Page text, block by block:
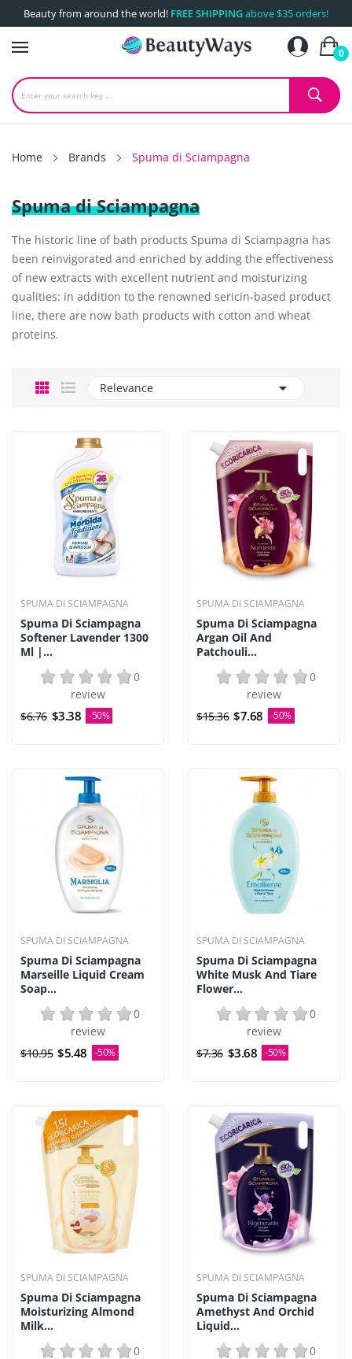
Beauty from around the world! FREE SHIPPINGabove $35 orders!
0
Home Brands Spuma di Sciampagna
Spuma di Sciampagna
The historic line of bath products Spuma di Sciampagna has
been reinvigorated and enriched by adding the effectiveness
of new extracts with excellent nutrient and moisturizing
qualities: in addition to the renowned sericin-based product
line, there are now bath products with cotton and wheat
proteins.
Relevance 
SPUMA DI SCIAMPAGNA
Spuma Di Sciampagna
Softener Lavender 1300
Ml |...
0
review
$6.76 $3.38 -50%
SPUMA DI SCIAMPAGNA
Spuma Di Sciampagna
Argan Oil And
Patchouli...
0
review
$15.36 $7.68 -50%
SPUMA DI SCIAMPAGNA
Spuma Di Sciampagna
Marseille Liquid Cream
Soap...
0
review
$10.95 $5.48 -50%
SPUMA DI SCIAMPAGNA
Spuma Di Sciampagna
White Musk And Tiare
Flower...
0
review
$7.36 $3.68 -50%
SPUMA DI SCIAMPAGNA
Spuma Di Sciampagna
Moisturizing Almond
Milk...
0
SPUMA DI SCIAMPAGNA
Spuma Di Sciampagna
Amethyst And Orchid
Liquid...
0